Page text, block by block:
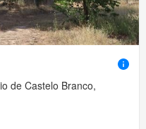
de Castelo Branco,